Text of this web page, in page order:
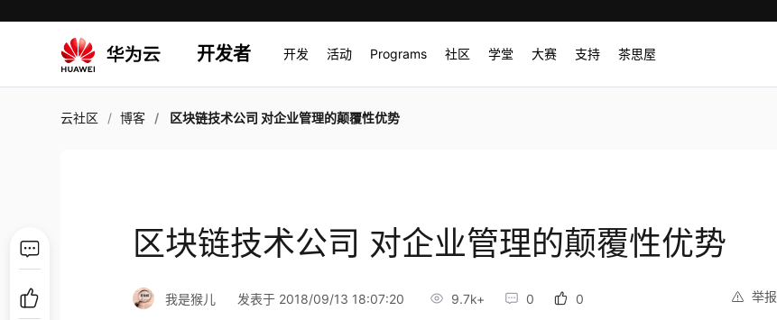
开发者 开发 活动 Programs 社区 学堂 大赛 支持 茶思屋
云社区 博客 区块链技术公司 对企业管理的颠覆性优势
区块链技术公司 对企业管理的颠覆性优势
举报
我是猴儿 发表于 2018/09/13 18:07:20 9.7k+ 0 0